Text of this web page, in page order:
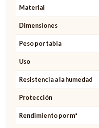
Material
Dimensiones
Peso por tabla
Uso
Resistencia a la humedad
Protección
Rendimiento por m²